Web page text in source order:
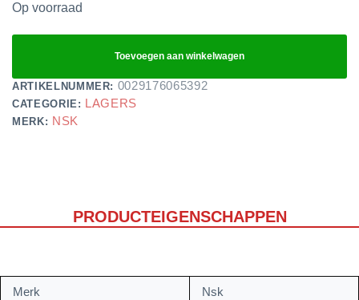
Op voorraad
Toevoegen aan winkelwagen
ARTIKELNUMMER: 0029176065392
CATEGORIE: LAGERS
MERK: NSK
PRODUCTEIGENSCHAPPEN
Merk Nsk